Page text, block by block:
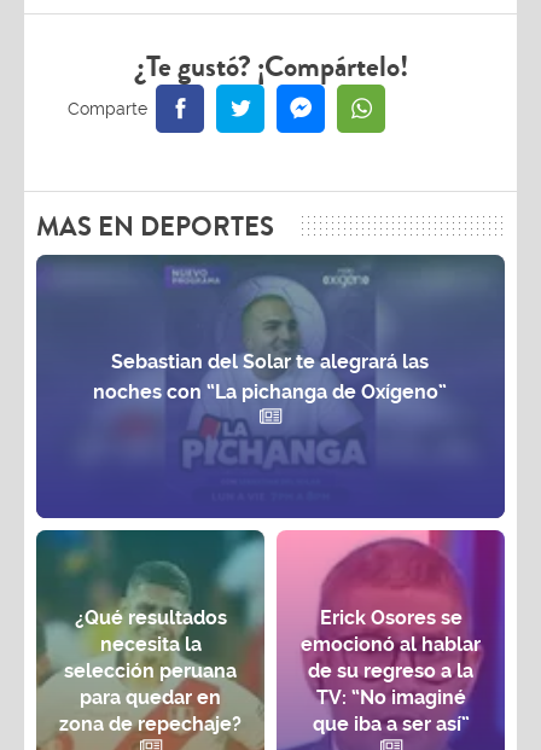
¿Te gustó? ¡Compártelo!
MAS EN DEPORTES
Sebastian del Solar te alegrará las
noches con “La pichanga de Oxígeno”
¿Qué resultados
necesita la
selección peruana
para quedar en
zona de repechaje?
Erick Osores se
emocionó al hablar
de su regreso a la
TV: “No imaginé
que iba a ser así”